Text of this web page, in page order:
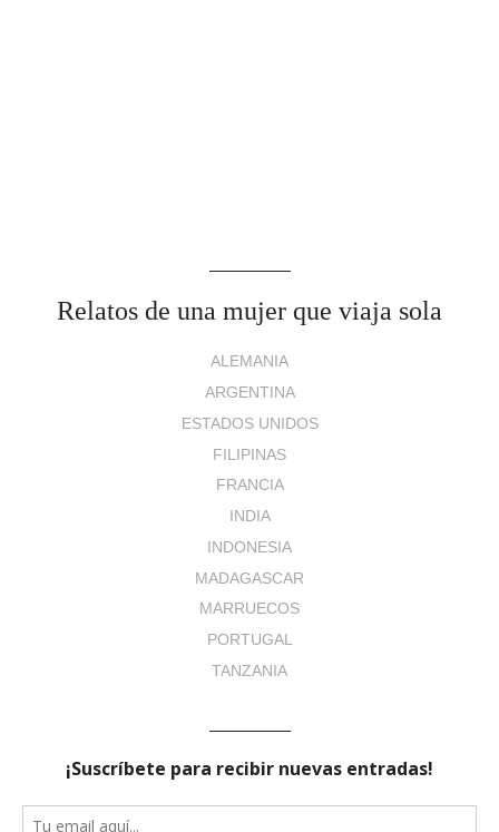
Relatos de una mujer que viaja sola
ALEMANIA
ARGENTINA
ESTADOS UNIDOS
FILIPINAS
FRANCIA
INDIA
INDONESIA
MADAGASCAR
MARRUECOS
PORTUGAL
TANZANIA